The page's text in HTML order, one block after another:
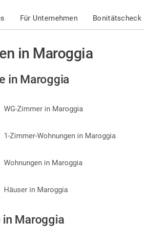
Für Unternehmen Bonitätscheck
in Maroggia
in Maroggia
WG-Zimmer in Maroggia
1-Zimmer-Wohnungen in Maroggia
Wohnungen in Maroggia
Häuser in Maroggia
in Maroggia